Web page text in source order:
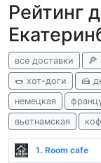
Рейтинг
все доставки 🍕
🌭 хот-доги
🍰
немецкая
вьетнамская
1. Room cafe